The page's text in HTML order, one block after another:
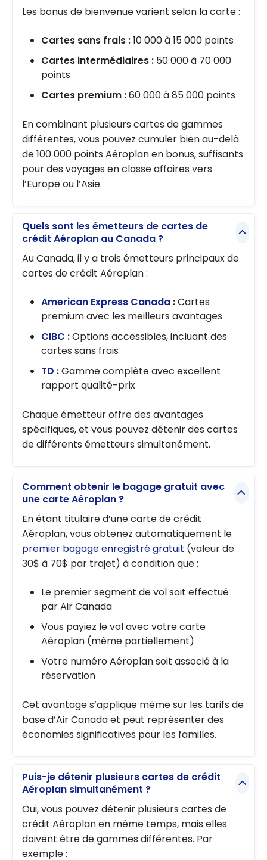
Les bonus de bienvenue varient selon la carte :
Cartes sans frais :10 000 à 15 000 points
Cartes intermédiaires : 50 000 à 70 000
points
Cartes premium :60 000 à 85 000 points
En combinant plusieurs cartes de gammes
différentes, vous pouvez cumuler bien au-delà
de 100 000 points Aéroplan en bonus, suffisants
pour des voyages en classe affaires vers
l’Europe ou l’Asie.
Quels sont les émetteurs de cartes de
crédit Aéroplan au Canada ?
Au Canada, il y a trois émetteurs principaux de
cartes de crédit Aéroplan :
American Express Canada :Cartes
premium avec les meilleurs avantages
CIBC :Options accessibles, incluant des
cartes sans frais
TD :Gamme complète avec excellent
rapport qualité-prix
Chaque émetteur offre des avantages
spécifiques, et vous pouvez détenir des cartes
de différents émetteurs simultanément.
Comment obtenir le bagage gratuit avec
une carte Aéroplan ?
En étant titulaire d’une carte de crédit
Aéroplan, vous obtenez automatiquement le
premier bagage enregistré gratuit (valeur de
30$ à 70$ par trajet) à condition que :
Le premier segment de vol soit effectué
par Air Canada
Vous payiez le vol avec votre carte
Aéroplan (même partiellement)
Votre numéro Aéroplan soit associé à la
réservation
Cet avantage s’applique même sur les tarifs de
base d’Air Canada et peut représenter des
économies significatives pour les familles.
Puis-je détenir plusieurs cartes de crédit
Aéroplan simultanément ?
Oui, vous pouvez détenir plusieurs cartes de
crédit Aéroplan en même temps, mais elles
doivent être de gammes différentes. Par
exemple :